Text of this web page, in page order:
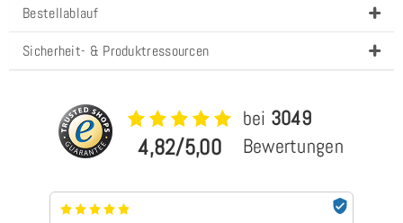
Bestellablauf
Sicherheit- & Produktressourcen
4,82/5,00
bei 3049
Bewertungen